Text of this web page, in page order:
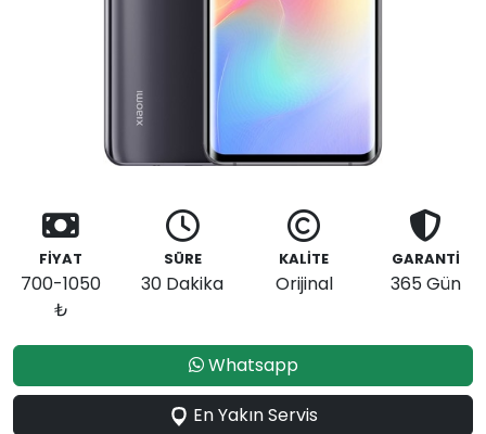
FİYAT
700-1050
₺
SÜRE
30 Dakika
KALİTE
Orijinal
GARANTİ
365 Gün
Whatsapp
En Yakın Servis